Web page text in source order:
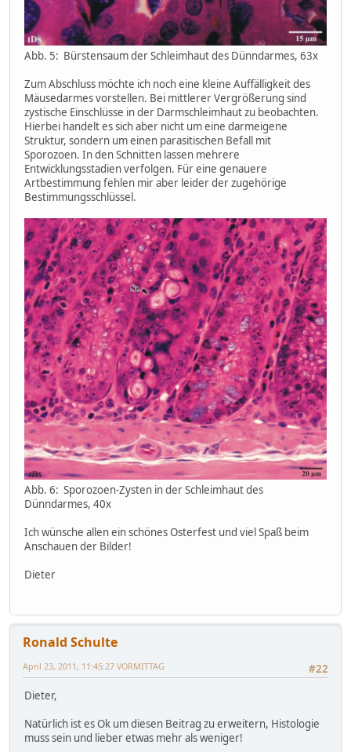
Abb. 5: Bürstensaum der Schleimhaut des Dünndarmes, 63x
Zum Abschluss möchte ich noch eine kleine Auffälligkeit des
Mäusedarmes vorstellen. Bei mittlerer Vergrößerung sind
zystische Einschlüsse in der Darmschleimhaut zu beobachten.
Hierbei handelt es sich aber nicht um eine darmeigene
Struktur, sondern um einen parasitischen Befall mit
Sporozoen. In den Schnitten lassen mehrere
Entwicklungsstadien verfolgen. Für eine genauere
Artbestimmung fehlen mir aber leider der zugehörige
Bestimmungsschlüssel.
Abb. 6: Sporozoen-Zysten in der Schleimhaut des
Dünndarmes, 40x
Ich wünsche allen ein schönes Osterfest und viel Spaß beim
Anschauen der Bilder!
Dieter
Ronald Schulte
#22
April 23, 2011, 11:45:27 VORMITTAG
Dieter,
Natürlich ist es Ok um diesen Beitrag zu erweitern, Histologie
muss sein und lieber etwas mehr als weniger!